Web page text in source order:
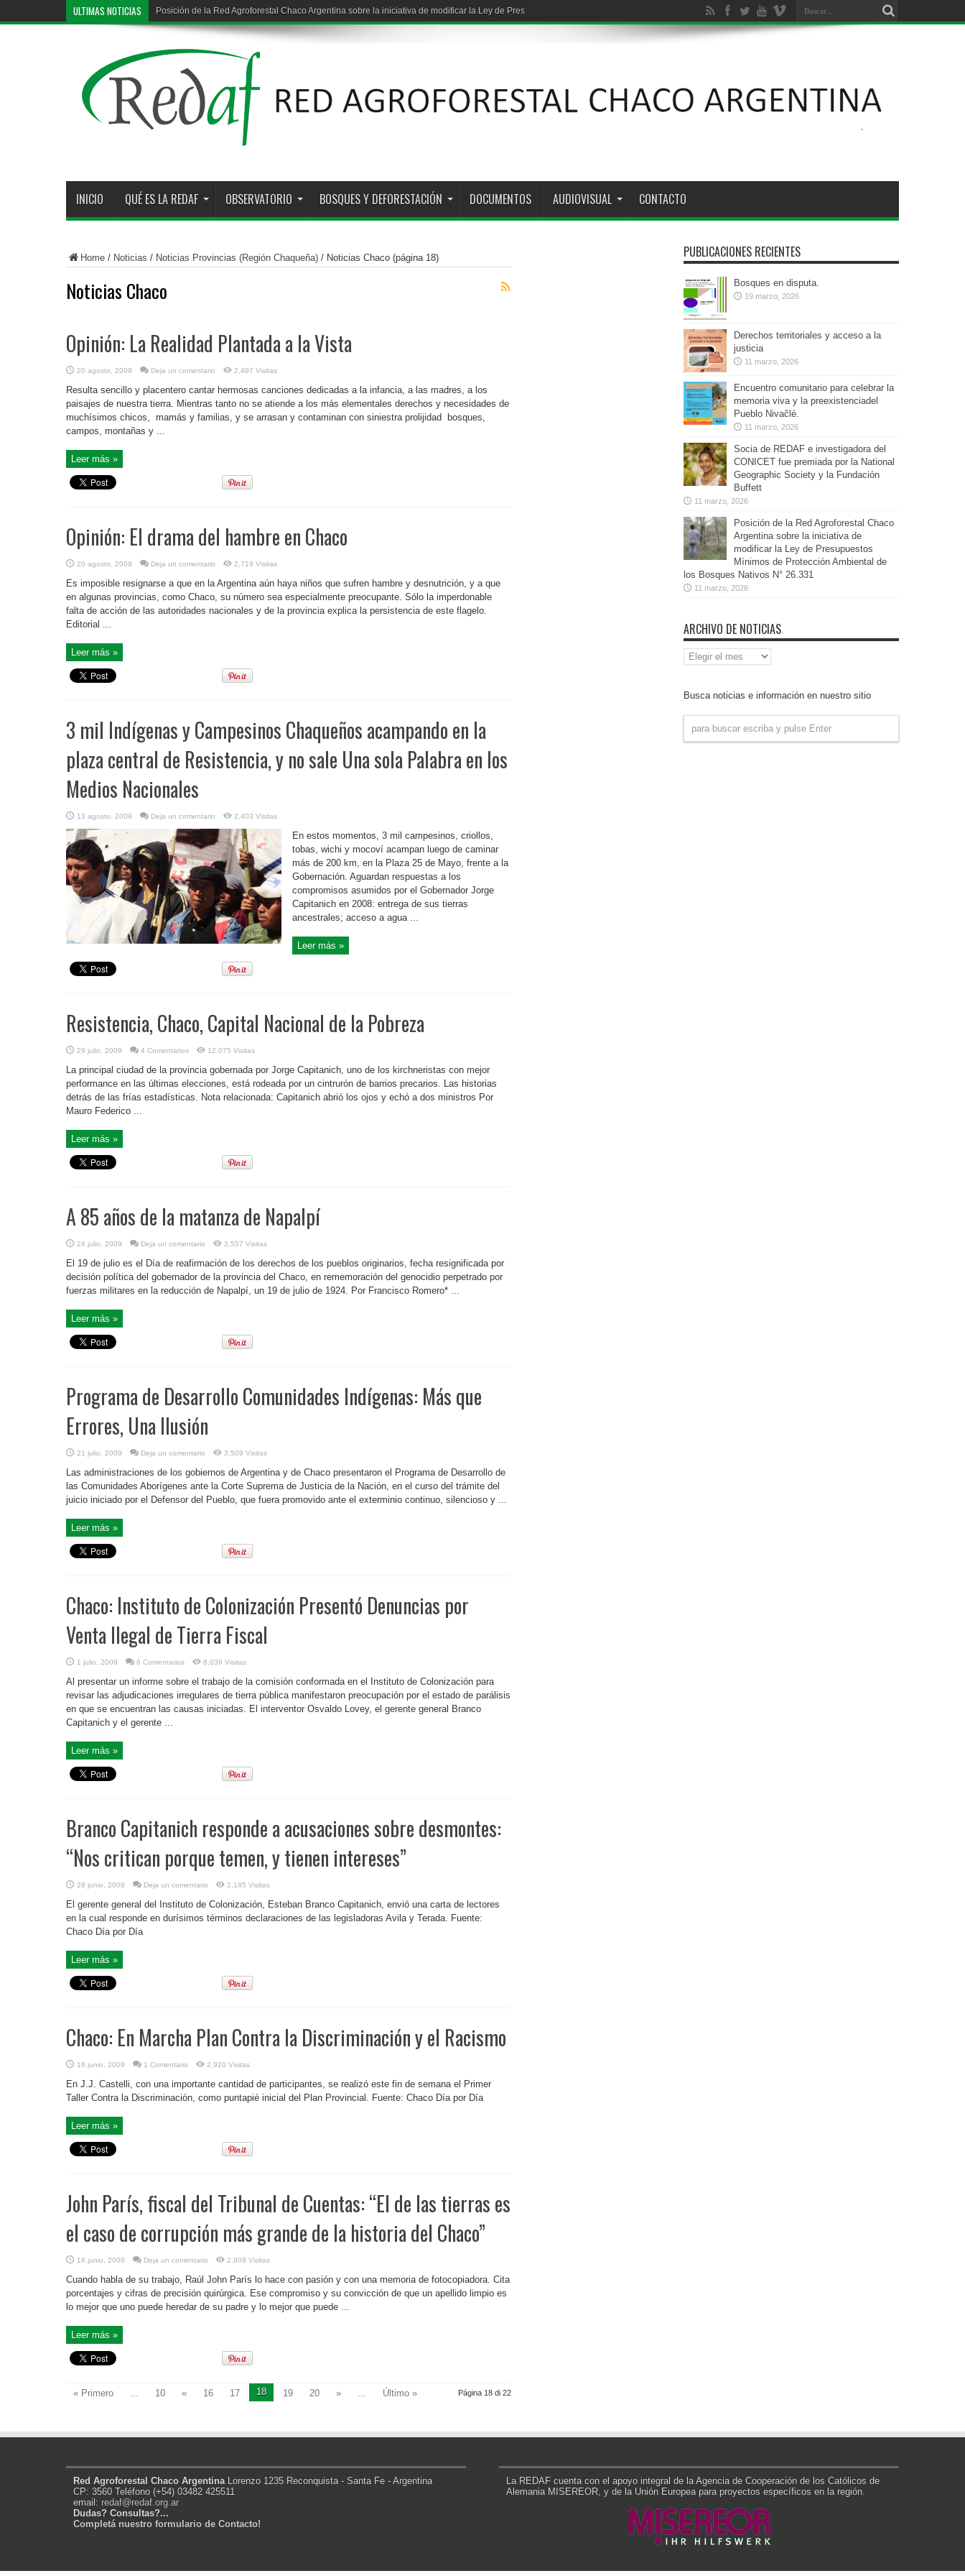
ULTIMAS NOTICIAS Posición de la Red Agroforestal Chaco Argentina sobre la iniciativa de modificar la Ley de Presupuestos Mínimos de Protección Ambiental de los Bosques Nativos N° 26.331
INICIO QUÉ ES LA REDAF OBSERVATORIO BOSQUES Y DEFORESTACIÓN DOCUMENTOS AUDIOVISUAL CONTACTO
Home / Noticias / Noticias Provincias (Región Chaqueña) / Noticias Chaco (página 18)
Noticias Chaco
Opinión: La Realidad Plantada a la Vista
20 agosto, 2009 Deja un comentario 2,497 Visitas
Resulta sencillo y placentero cantar hermosas canciones dedicadas a la infancia, a las madres, a los
paisajes de nuestra tierra. Mientras tanto no se atiende a los más elementales derechos y necesidades de
muchísimos chicos, mamás y familias, y se arrasan y contaminan con siniestra prolijidad bosques,
campos, montañas y ...
Leer más »
Opinión: El drama del hambre en Chaco
20 agosto, 2009 Deja un comentario 2,719 Visitas
Es imposible resignarse a que en la Argentina aún haya niños que sufren hambre y desnutrición, y a que
en algunas provincias, como Chaco, su número sea especialmente preocupante. Sólo la imperdonable
falta de acción de las autoridades nacionales y de la provincia explica la persistencia de este flagelo.
Editorial ...
Leer más »
3 mil Indígenas y Campesinos Chaqueños acampando en la
plaza central de Resistencia, y no sale Una sola Palabra en los
Medios Nacionales
13 agosto, 2009 Deja un comentario 2,403 Visitas
En estos momentos, 3 mil campesinos, criollos,
tobas, wichi y mocoví acampan luego de caminar
más de 200 km, en la Plaza 25 de Mayo, frente a la
Gobernación. Aguardan respuestas a los
compromisos asumidos por el Gobernador Jorge
Capitanich en 2008: entrega de sus tierras
ancestrales; acceso a agua ...
Leer más »
Resistencia, Chaco, Capital Nacional de la Pobreza
29 julio, 2009 4 Comentarios 12,075 Visitas
La principal ciudad de la provincia gobernada por Jorge Capitanich, uno de los kirchneristas con mejor
performance en las últimas elecciones, está rodeada por un cintrurón de barrios precarios. Las historias
detrás de las frías estadísticas. Nota relacionada: Capitanich abrió los ojos y echó a dos ministros Por
Mauro Federico ...
Leer más »
A 85 años de la matanza de Napalpí
24 julio, 2009 Deja un comentario 3,557 Visitas
El 19 de julio es el Día de reafirmación de los derechos de los pueblos originarios, fecha resignificada por
decisión política del gobernador de la provincia del Chaco, en rememoración del genocidio perpetrado por
fuerzas militares en la reducción de Napalpí, un 19 de julio de 1924. Por Francisco Romero* ...
Leer más »
Programa de Desarrollo Comunidades Indígenas: Más que
Errores, Una Ilusión
21 julio, 2009 Deja un comentario 3,509 Visitas
Las administraciones de los gobiernos de Argentina y de Chaco presentaron el Programa de Desarrollo de
las Comunidades Aborígenes ante la Corte Suprema de Justicia de la Nación, en el curso del trámite del
juicio iniciado por el Defensor del Pueblo, que fuera promovido ante el exterminio continuo, silencioso y ...
Leer más »
Chaco: Instituto de Colonización Presentó Denuncias por
Venta Ilegal de Tierra Fiscal
1 julio, 2009 6 Comentarios 8,039 Visitas
Al presentar un informe sobre el trabajo de la comisión conformada en el Instituto de Colonización para
revisar las adjudicaciones irregulares de tierra pública manifestaron preocupación por el estado de parálisis
en que se encuentran las causas iniciadas. El interventor Osvaldo Lovey, el gerente general Branco
Capitanich y el gerente ...
Leer más »
Branco Capitanich responde a acusaciones sobre desmontes:
“Nos critican porque temen, y tienen intereses”
29 junio, 2009 Deja un comentario 2,185 Visitas
El gerente general del Instituto de Colonización, Esteban Branco Capitanich, envió una carta de lectores
en la cual responde en durísimos términos declaraciones de las legisladoras Avila y Terada. Fuente:
Chaco Día por Día
Leer más »
Chaco: En Marcha Plan Contra la Discriminación y el Racismo
16 junio, 2009 1 Comentario 2,920 Visitas
En J.J. Castelli, con una importante cantidad de participantes, se realizó este fin de semana el Primer
Taller Contra la Discriminación, como puntapié inicial del Plan Provincial. Fuente: Chaco Día por Día
Leer más »
John París, fiscal del Tribunal de Cuentas: “El de las tierras es
el caso de corrupción más grande de la historia del Chaco”
16 junio, 2009 Deja un comentario 2,909 Visitas
Cuando habla de su trabajo, Raúl John París lo hace con pasión y con una memoria de fotocopiadora. Cita
porcentajes y cifras de precisión quirúrgica. Ese compromiso y su convicción de que un apellido limpio es
lo mejor que uno puede heredar de su padre y lo mejor que puede ...
Leer más »
Página 18 di 22
« Primero ... 10 « 16 17 18 19 20 » ... Último »
PUBLICACIONES RECIENTES
Bosques en disputa.
19 marzo, 2026
Derechos territoriales y acceso a la
justicia
11 marzo, 2026
Encuentro comunitario para celebrar la
memoria viva y la preexistenciadel
Pueblo Nivaĉlé.
11 marzo, 2026
Socia de REDAF e investigadora del
CONICET fue premiada por la National
Geographic Society y la Fundación
Buffett
11 marzo, 2026
Posición de la Red Agroforestal Chaco
Argentina sobre la iniciativa de
modificar la Ley de Presupuestos
Mínimos de Protección Ambiental de
los Bosques Nativos N° 26.331
11 marzo, 2026
ARCHIVO DE NOTICIAS
Archivo
de
Busca noticias e información en nuestro sitio
Red Agroforestal Chaco ArgentinaLorenzo 1235 Reconquista - Santa Fe - Argentina
CP: 3560 Teléfono (+54) 03482 425511
email: redaf@redaf.org.ar
Dudas? Consultas?...
Completá nuestro formulario de Contacto!
La REDAF cuenta con el apoyo integral de la Agencia de Cooperación de los Católicos de
Alemania MISEREOR, y de la Unión Europea para proyectos específicos en la región.